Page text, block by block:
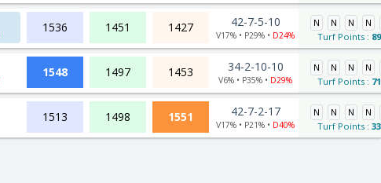
1536 1451 1427 42-7-5-10
V17% • P29% • D24%
N N N
N
Turf Points :
1548 1497 1453 34-2-10-10
V6% • P35% • D29%
N N N
N
Turf Points :
1513 1498 1551 42-7-2-17
V17% • P21% • D40%
N N N
N
Turf Points :